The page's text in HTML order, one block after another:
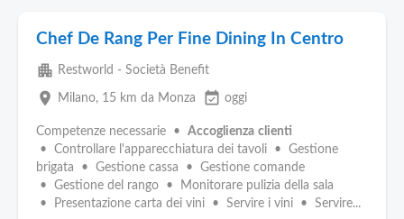
Chef De Rang Per Fine Dining In Centro
apartment Restworld - Società Benefit
place Milano, 15 km da Monza event_available oggi
Competenze necessarie • Accoglienza clienti
• Controllare l'apparecchiatura dei tavoli • Gestione
brigata • Gestione cassa • Gestione comande
• Gestione del rango • Monitorare pulizia della sala
• Presentazione carta dei vini • Servire i vini • Servire...